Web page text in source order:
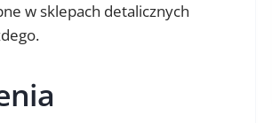
w sklepach detalicznych